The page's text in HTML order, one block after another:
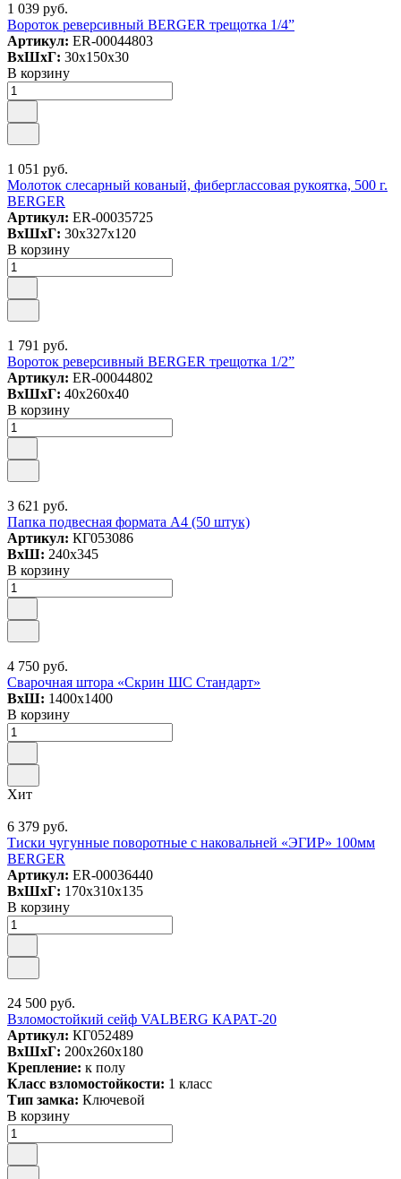
1 039 руб.
Вороток реверсивный BERGER трещотка 1/4”
Артикул: ER-00044803
ВxШxГ: 30x150x30
В корзину
1 051 руб.
Молоток слесарный кованый, фиберглассовая рукоятка, 500 г.
BERGER
Артикул: ER-00035725
ВxШxГ: 30x327x120
В корзину
1 791 руб.
Вороток реверсивный BERGER трещотка 1/2”
Артикул: ER-00044802
ВxШxГ: 40x260x40
В корзину
3 621 руб.
Папка подвесная формата А4 (50 штук)
Артикул: КГ053086
ВxШ: 240x345
В корзину
4 750 руб.
Сварочная штора «Скрин ШС Стандарт»
ВxШ: 1400x1400
В корзину
Хит
6 379 руб.
Тиски чугунные поворотные с наковальней «ЭГИР» 100мм
BERGER
Артикул: ER-00036440
ВxШxГ: 170x310x135
В корзину
24 500 руб.
Взломостойкий сейф VALBERG КАРАТ-20
Артикул: КГ052489
ВxШxГ: 200x260x180
Крепление: к полу
Класс взломостойкости: 1 класс
Тип замка: Ключевой
В корзину